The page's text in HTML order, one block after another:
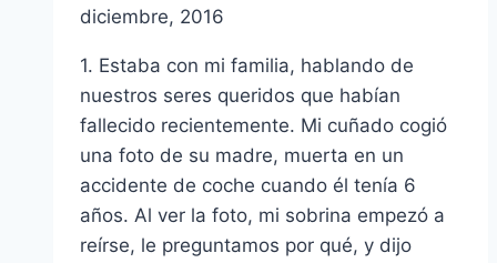
diciembre, 2016
1. Estaba con mi familia, hablando de
nuestros seres queridos que habían
fallecido recientemente. Mi cuñado cogió
una foto de su madre, muerta en un
accidente de coche cuando él tenía 6
años. Al ver la foto, mi sobrina empezó a
reírse, le preguntamos por qué, y dijo